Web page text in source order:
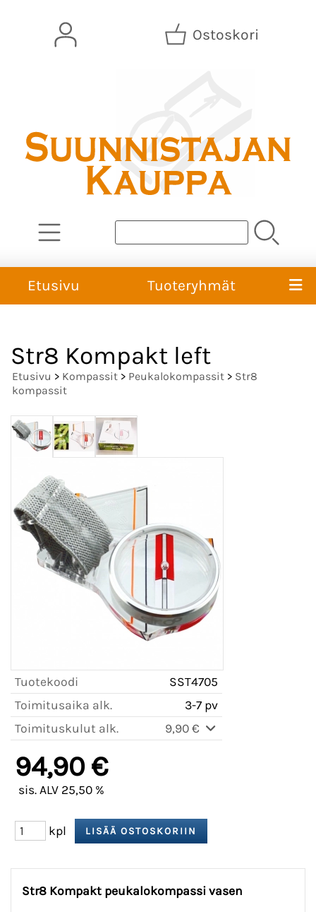
Ostoskori
Etusivu Tuoteryhmät
Str8 Kompakt left
Etusivu > Kompassit > Peukalokompassit > Str8
kompassit
Tuotekoodi
SST4705
Toimitusaika alk.
3-7 pv
Toimituskulut alk.
9,90 €
94,90 €
sis. ALV 25,50 %
kpl
Str8 Kompakt peukalokompassi vasen